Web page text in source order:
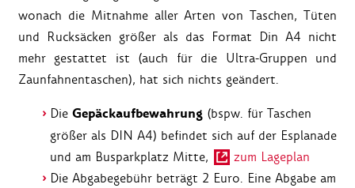
wonach die Mitnahme aller Arten von Taschen, Tüten
und Rucksäcken größer als das Format Din A4 nicht
mehr gestattet ist (auch für die Ultra-Gruppen und
Zaunfahnentaschen), hat sich nichts geändert.
Die Gepäckaufbewahrung (bspw. für Taschen
größer als DIN A4) befindet sich auf der Esplanade
und am Busparkplatz Mitte,
zum Lageplan
Die Abgabegebühr beträgt 2 Euro. Eine Abgabe am